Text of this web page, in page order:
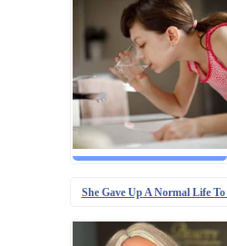
She Gave Up A Normal Life